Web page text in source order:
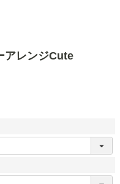
アレンジCute